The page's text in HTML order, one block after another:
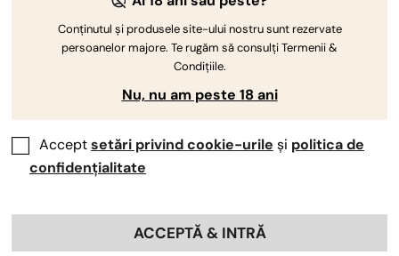
Bine ați venit la Royal Queen Seeds Help Center
Help Center > Reduceri > Back
Există o dată de expirare pe
codul meu de reducere?
Conținutul și produsele site-ului nostru sunt rezervate
persoanelor majore. Te rugăm să consulți Termenii &
Condițiile.
Nu, nu am peste 18 ani
Acceptsetări privind cookie-urile și politica de
confidențialitate
ACCEPTĂ & INTRĂ